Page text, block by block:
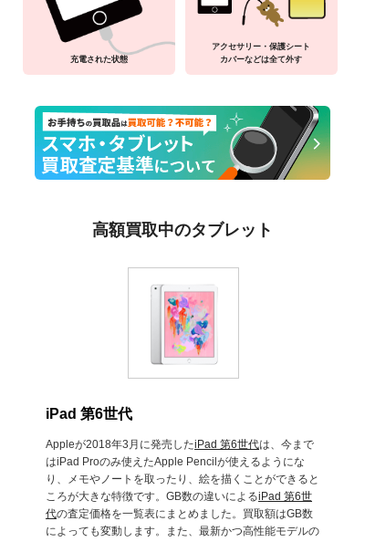
充電された状態
アクセサリー・保護シート
カバーなどは全て外す
高額買取中のタブレット
iPad 第6世代
Appleが2018年3月に発売したiPad 第6世代は、今まで
はiPad Proのみ使えたApple Pencilが使えるようにな
り、メモやノートを取ったり、絵を描くことができると
ころが大きな特徴です。GB数の違いによるiPad 第6世
代の査定価格を一覧表にまとめました。買取額はGB数
によっても変動します。また、最新かつ高性能モデルの